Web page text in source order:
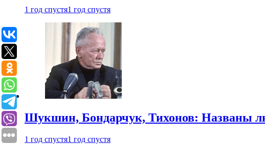
1 год спустя1 год спустя
Шукшин, Бондарчук, Тихонов: Названы
1 год спустя1 год спустя